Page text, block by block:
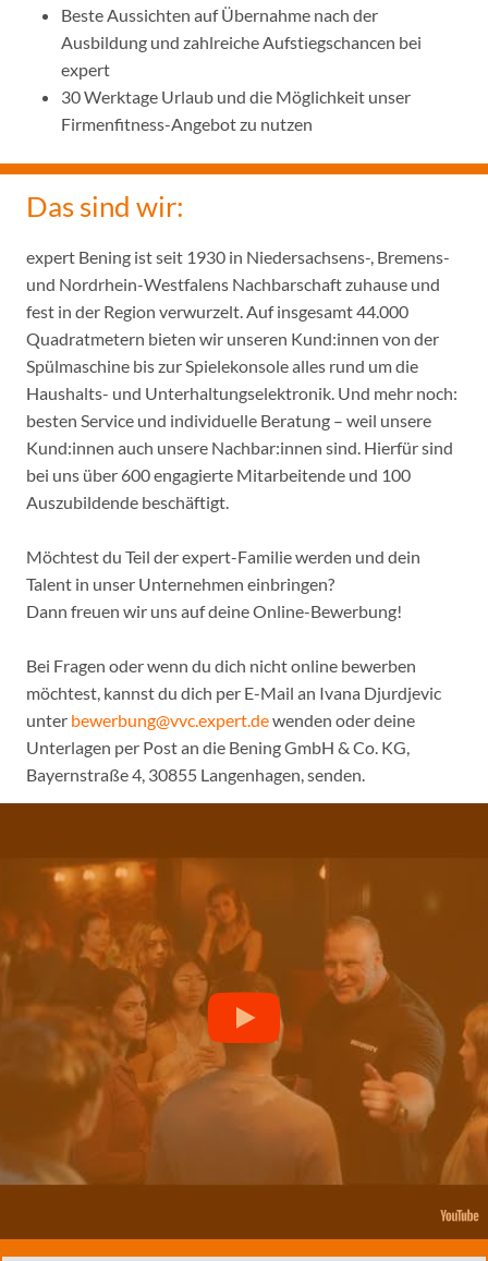
Beste Aussichten auf Übernahme nach der
Ausbildung und zahlreiche Aufstiegschancen bei
expert
30 Werktage Urlaub und die Möglichkeit unser
Firmenfitness-Angebot zu nutzen
Das sind wir:
expert Bening ist seit 1930 in Niedersachsens-, Bremens-
und Nordrhein-Westfalens Nachbarschaft zuhause und
fest in der Region verwurzelt. Auf insgesamt 44.000
Quadratmetern bieten wir unseren Kund:innen von der
Spülmaschine bis zur Spielekonsole alles rund um die
Haushalts- und Unterhaltungselektronik. Und mehr noch:
besten Service und individuelle Beratung – weil unsere
Kund:innen auch unsere Nachbar:innen sind. Hierfür sind
bei uns über 600 engagierte Mitarbeitende und 100
Auszubildende beschäftigt.
Möchtest du Teil der expert-Familie werden und dein
Talent in unser Unternehmen einbringen?
Dann freuen wir uns auf deine Online-Bewerbung!
Bei Fragen oder wenn du dich nicht online bewerben
möchtest, kannst du dich per E-Mail an Ivana Djurdjevic
unter bewerbung@vvc.expert.dewenden oder deine
Unterlagen per Post an die Bening GmbH & Co. KG,
Bayernstraße 4, 30855 Langenhagen, senden.